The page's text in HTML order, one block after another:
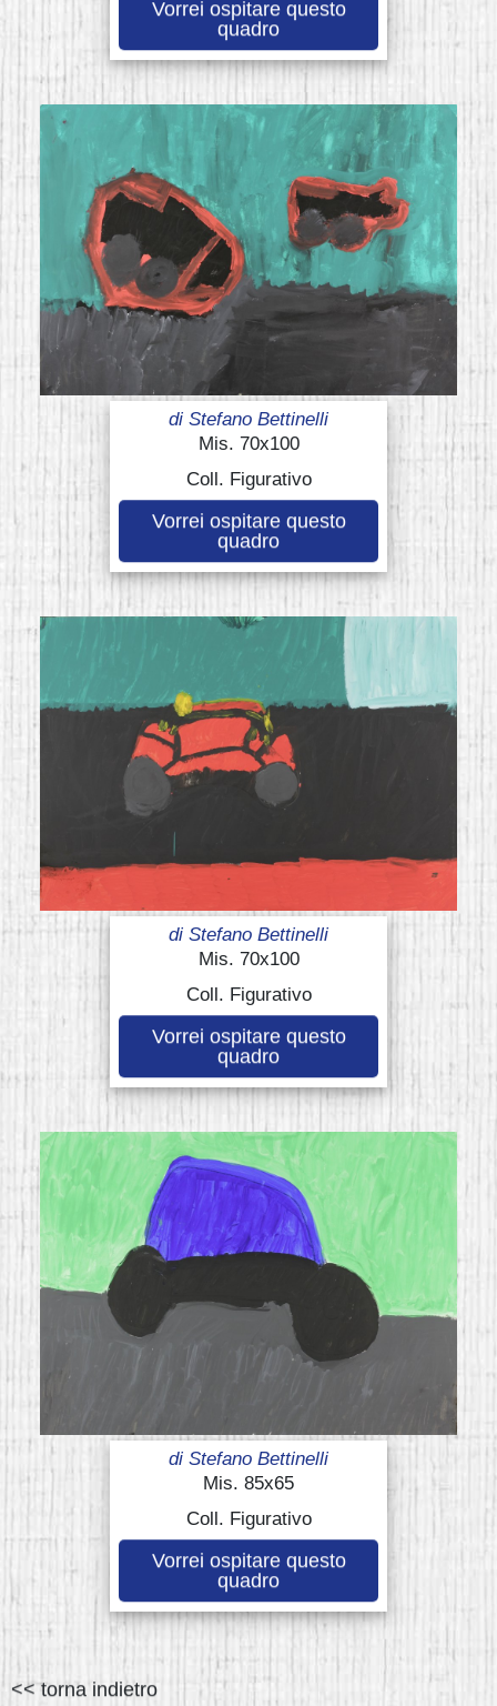
Vorrei ospitare questo
quadro
di Stefano Bettinelli
Mis. 70x100
Coll. Figurativo
Vorrei ospitare questo
quadro
di Stefano Bettinelli
Mis. 70x100
Coll. Figurativo
Vorrei ospitare questo
quadro
di Stefano Bettinelli
Mis. 85x65
Coll. Figurativo
Vorrei ospitare questo
quadro
<< torna indietro